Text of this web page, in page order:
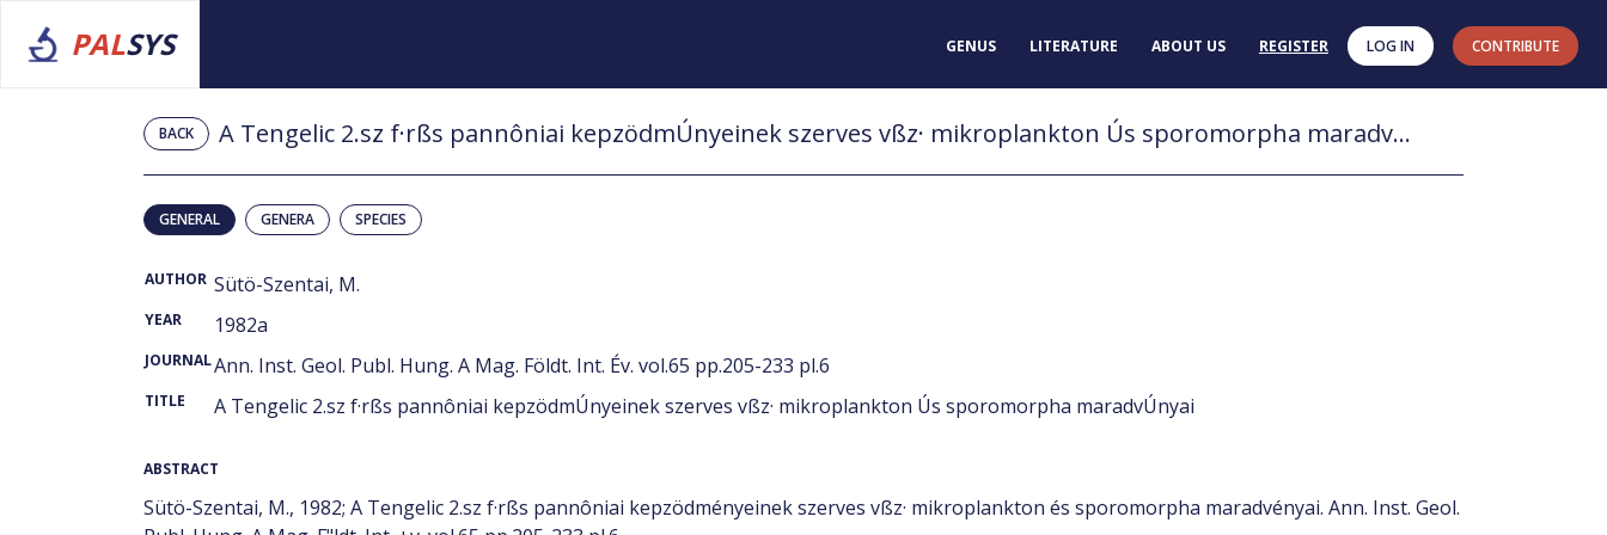
PALSYS GENUS LITERATURE ABOUT US REGISTER LOG IN CONTRIBUTE
BACK A Tengelic 2.sz f·rßs pannôniai kepzödmÚnyeinek szerves vßz· mikroplankton Ús sporomorpha maradvÚnyai
GENERAL GENERA SPECIES
AUTHOR Sütö-Szentai, M.
YEAR 1982a
JOURNALAnn. Inst. Geol. Publ. Hung. A Mag. Földt. Int. Év. vol.65 pp.205-233 pl.6
TITLE A Tengelic 2.sz f·rßs pannôniai kepzödmÚnyeinek szerves vßz· mikroplankton Ús sporomorpha maradvÚnyai
ABSTRACT
Sütö-Szentai, M., 1982; A Tengelic 2.sz f·rßs pannôniai kepzödményeinek szerves vßz· mikroplankton és sporomorpha maradvényai. Ann. Inst. Geol.